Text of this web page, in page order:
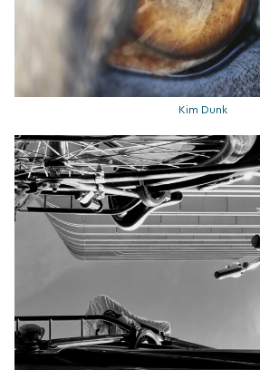
Kim Dunk